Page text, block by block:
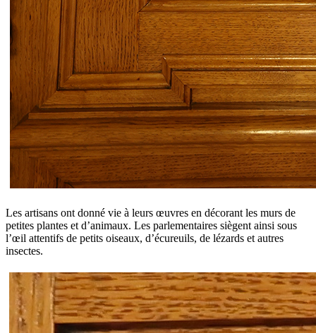
Les artisans ont donné vie à leurs œuvres en décorant les murs de
petites plantes et d’animaux. Les parlementaires siègent ainsi sous
l’œil attentifs de petits oiseaux, d’écureuils, de lézards et autres
insectes.